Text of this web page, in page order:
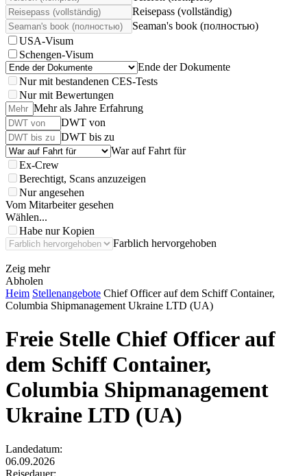
Reisepass (vollständig)
Seaman's book (полностью)
USA-Visum
Schengen-Visum
Ende der Dokumente
Nur mit bestandenen CES-Tests
Nur mit Bewertungen
Mehr als Jahre Erfahrung
DWT von
DWT bis zu
War auf Fahrt für
Ex-Crew
Berechtigt, Scans anzuzeigen
Nur angesehen
Vom Mitarbeiter gesehen
Wählen...
Habe nur Kopien
Farblich hervorgehoben
Zeig mehr
Abholen
Heim Stellenangebote Chief Officer auf dem Schiff Container,
Columbia Shipmanagement Ukraine LTD (UA)
Freie Stelle Chief Officer auf
dem Schiff Container,
Columbia Shipmanagement
Ukraine LTD (UA)
Landedatum:
06.09.2026
Reisedauer: